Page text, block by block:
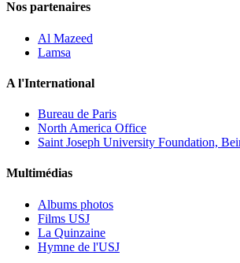
Nos partenaires
Al Mazeed
Lamsa
A l'International
Bureau de Paris
North America Office
Saint Joseph University Foundation,
Multimédias
Albums photos
Films USJ
La Quinzaine
Hymne de l'USJ